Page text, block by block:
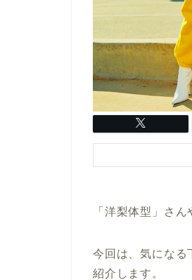
「洋梨体型」さん
今回は、気になる
紹介します。